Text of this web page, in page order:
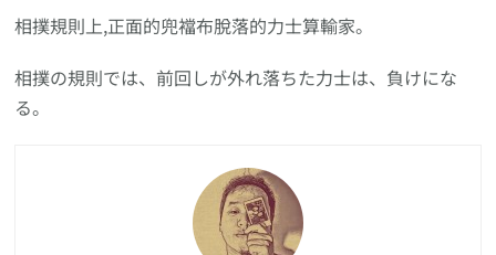
相撲規則上,正面的兜襠布脫落的力士算輸家。
相撲の規則では、前回しが外れ落ちた力士は、負けにな
る。